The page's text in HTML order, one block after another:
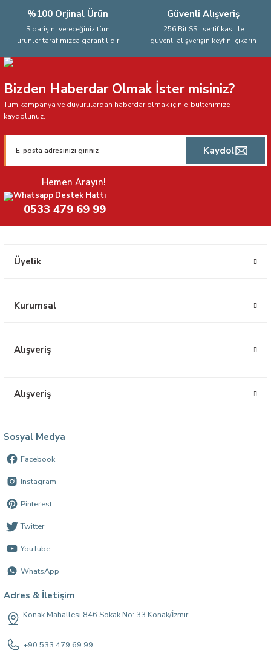
%100 Orjinal Ürün
Siparişini vereceğiniz tüm
ürünler tarafımızca garantilidir
Güvenli Alışveriş
256 Bit SSL sertifikası ile
güvenli alışverişin keyfini çıkarın
Bizden Haberdar Olmak İster misiniz?
Tüm kampanya ve duyurulardan haberdar olmak için e-bültenimize
kaydolunuz.
Kaydol
Hemen Arayın!
Whatsapp Destek Hattı
0533 479 69 99
Üyelik
Kurumsal
Alışveriş
Alışveriş
Sosyal Medya
Facebook
Instagram
Pinterest
Twitter
YouTube
WhatsApp
Adres & İletişim
Konak Mahallesi 846 Sokak No: 33 Konak/İzmir
+90 533 479 69 99